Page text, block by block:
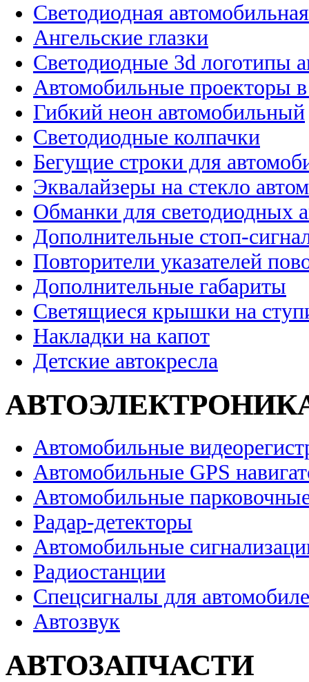
Светодиодная
Ангельские глазки
Светодиодные 3d логотипы
Автомобильные проекторы
Гибкий неон автомобильный
Светодиодные колпачки
Бегущие строки для
Эквалайзеры на стекло
Обманки для светодиодных
Дополнительные стоп-
Повторители указателей
Дополнительные габариты
Светящиеся крышки на
Накладки на капот
Детские автокресла
Автомобильные
Автомобильные GPS
Автомобильные
Радар-детекторы
Автомобильные
Радиостанции
Спецсигналы для
Автозвук
АВТОЗАПЧАСТИ